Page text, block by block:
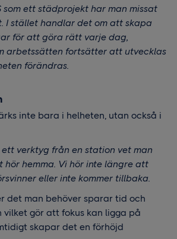
som ett städprojekt har man missat
I stället handlar det om att skapa
för att göra rätt varje dag,
arbetssätten fortsätter att utvecklas
förändras.
inte bara i helheten, utan också i
verktyg från en station vet man
hör hemma. Vi hör inte längre att
eller inte kommer tillbaka.
det man behöver sparar tid och
vilket gör att fokus kan ligga på
skapar det en förhöjd